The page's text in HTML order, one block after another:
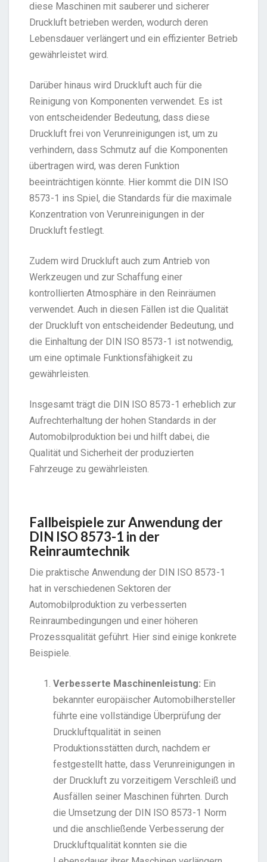
diese Maschinen mit sauberer und sicherer
Druckluft betrieben werden, wodurch deren
Lebensdauer verlängert und ein effizienter Betrieb
gewährleistet wird.
Darüber hinaus wird Druckluft auch für die
Reinigung von Komponenten verwendet. Es ist
von entscheidender Bedeutung, dass diese
Druckluft frei von Verunreinigungen ist, um zu
verhindern, dass Schmutz auf die Komponenten
übertragen wird, was deren Funktion
beeinträchtigen könnte. Hier kommt die DIN ISO
8573-1 ins Spiel, die Standards für die maximale
Konzentration von Verunreinigungen in der
Druckluft festlegt.
Zudem wird Druckluft auch zum Antrieb von
Werkzeugen und zur Schaffung einer
kontrollierten Atmosphäre in den Reinräumen
verwendet. Auch in diesen Fällen ist die Qualität
der Druckluft von entscheidender Bedeutung, und
die Einhaltung der DIN ISO 8573-1 ist notwendig,
um eine optimale Funktionsfähigkeit zu
gewährleisten.
Insgesamt trägt die DIN ISO 8573-1 erheblich zur
Aufrechterhaltung der hohen Standards in der
Automobilproduktion bei und hilft dabei, die
Qualität und Sicherheit der produzierten
Fahrzeuge zu gewährleisten.
Fallbeispiele zur Anwendung der
DIN ISO 8573-1 in der
Reinraumtechnik
Die praktische Anwendung der DIN ISO 8573-1
hat in verschiedenen Sektoren der
Automobilproduktion zu verbesserten
Reinraumbedingungen und einer höheren
Prozessqualität geführt. Hier sind einige konkrete
Beispiele.
Verbesserte Maschinenleistung: Ein
bekannter europäischer Automobilhersteller
führte eine vollständige Überprüfung der
Druckluftqualität in seinen
Produktionsstätten durch, nachdem er
festgestellt hatte, dass Verunreinigungen in
der Druckluft zu vorzeitigem Verschleiß und
Ausfällen seiner Maschinen führten. Durch
die Umsetzung der DIN ISO 8573-1 Norm
und die anschließende Verbesserung der
Druckluftqualität konnten sie die